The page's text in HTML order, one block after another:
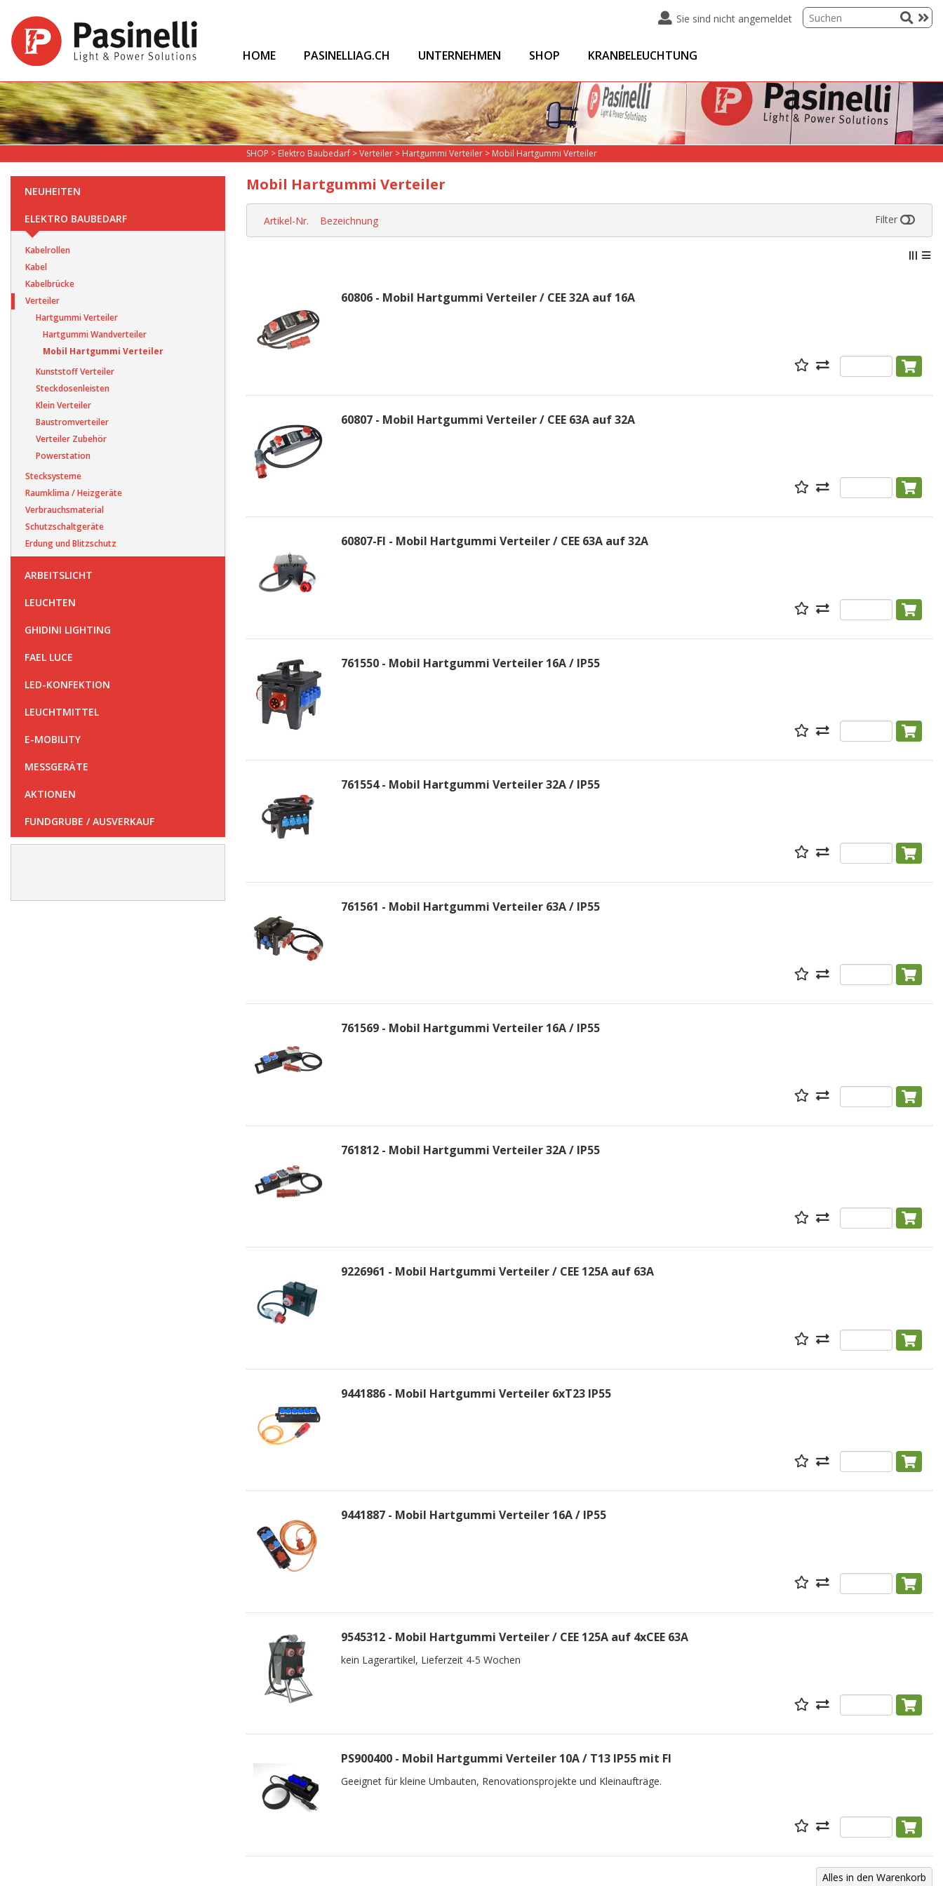
Sie sind nicht angemeldet
HOME PASINELLIAG.CH UNTERNEHMEN SHOP KRANBELEUCHTUNG
NEUHEITEN
ELEKTRO BAUBEDARF
Kabelrollen
Kabel
Kabelbrücke
Verteiler
Hartgummi Verteiler
Hartgummi Wandverteiler
Mobil Hartgummi Verteiler
Kunststoff Verteiler
Steckdosenleisten
Klein Verteiler
Baustromverteiler
Verteiler Zubehör
Powerstation
Stecksysteme
Raumklima / Heizgeräte
Verbrauchsmaterial
Schutzschaltgeräte
Erdung und Blitzschutz
ARBEITSLICHT
LEUCHTEN
GHIDINI LIGHTING
FAEL LUCE
LED-KONFEKTION
LEUCHTMITTEL
E-MOBILITY
MESSGERÄTE
AKTIONEN
FUNDGRUBE / AUSVERKAUF
SHOP > Elektro Baubedarf >Verteiler > Hartgummi Verteiler > Mobil Hartgummi Verteiler
Mobil Hartgummi Verteiler
Artikel-Nr. Bezeichnung Filter
60806 - Mobil Hartgummi Verteiler / CEE 32A auf 16A
60807 - Mobil Hartgummi Verteiler / CEE 63A auf 32A
60807-FI - Mobil Hartgummi Verteiler / CEE 63A auf 32A
761550 - Mobil Hartgummi Verteiler 16A / IP55
761554 - Mobil Hartgummi Verteiler 32A / IP55
761561 - Mobil Hartgummi Verteiler 63A / IP55
761569 - Mobil Hartgummi Verteiler 16A / IP55
761812 - Mobil Hartgummi Verteiler 32A / IP55
9226961 - Mobil Hartgummi Verteiler / CEE 125A auf 63A
9441886 - Mobil Hartgummi Verteiler 6xT23 IP55
9441887 - Mobil Hartgummi Verteiler 16A / IP55
9545312 - Mobil Hartgummi Verteiler / CEE 125A auf 4xCEE 63A
kein Lagerartikel, Lieferzeit 4-5 Wochen
PS900400 - Mobil Hartgummi Verteiler 10A / T13 IP55 mit FI
Geeignet für kleine Umbauten, Renovationsprojekte und Kleinaufträge.